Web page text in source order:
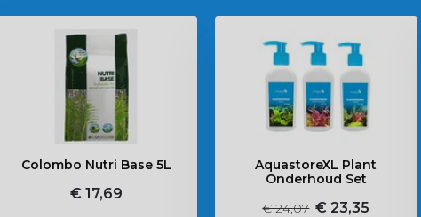
Colombo Nutri Base 5L
€ 17,69
AquastoreXL Plant
Onderhoud Set
€ 24,07 € 23,35